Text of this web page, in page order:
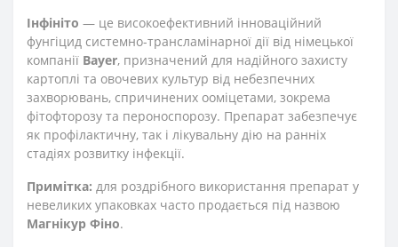
Інфініто — це високоефективний інноваційний
фунгіцид системно-трансламінарної дії від німецької
компанії Bayer, призначений для надійного захисту
картоплі та овочевих культур від небезпечних
захворювань, спричинених ооміцетами, зокрема
фітофторозу та пероноспорозу. Препарат забезпечує
як профілактичну, так і лікувальну дію на ранніх
стадіях розвитку інфекції.
Примітка: для роздрібного використання препарат у
невеликих упаковках часто продається під назвою
Магнікур Фіно.